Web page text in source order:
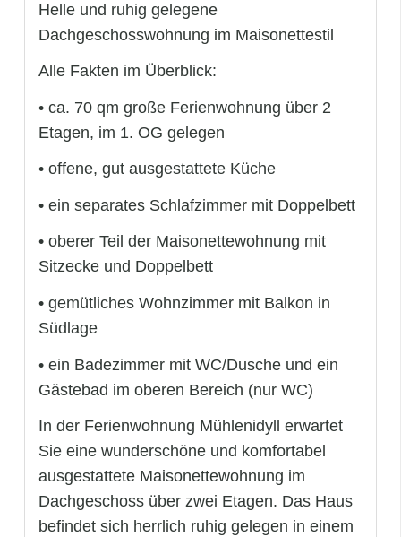
Helle und ruhig gelegene
Dachgeschosswohnung im Maisonettestil
Alle Fakten im Überblick:
• ca. 70 qm große Ferienwohnung über 2
Etagen, im 1. OG gelegen
• offene, gut ausgestattete Küche
• ein separates Schlafzimmer mit Doppelbett
• oberer Teil der Maisonettewohnung mit
Sitzecke und Doppelbett
• gemütliches Wohnzimmer mit Balkon in
Südlage
• ein Badezimmer mit WC/Dusche und ein
Gästebad im oberen Bereich (nur WC)
In der Ferienwohnung Mühlenidyll erwartet
Sie eine wunderschöne und komfortabel
ausgestattete Maisonettewohnung im
Dachgeschoss über zwei Etagen. Das Haus
befindet sich herrlich ruhig gelegen in einem